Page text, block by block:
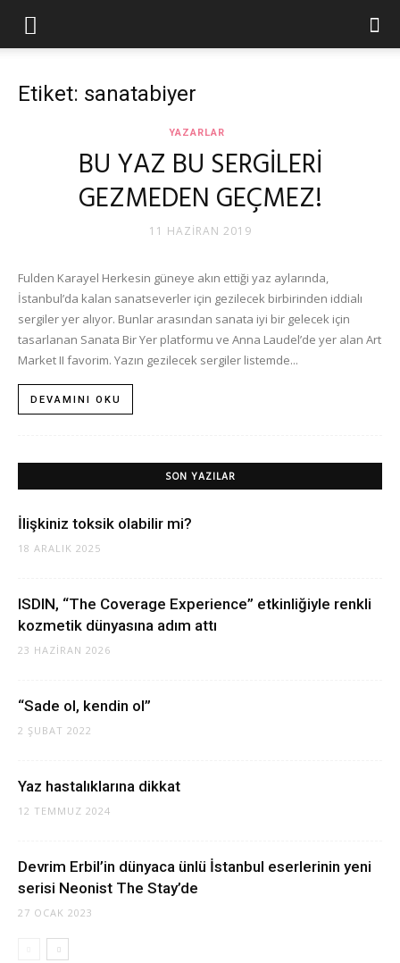
Etiket: sanatabiyer
YAZARLAR
BU YAZ BU SERGİLERİ
GEZMEDEN GEÇMEZ!
11 HAZIRAN 2019
Fulden Karayel Herkesin güneye akın ettiği yaz aylarında,
İstanbul’da kalan sanatseverler için gezilecek birbirinden iddialı
sergiler yer alıyor. Bunlar arasından sanata iyi bir gelecek için
tasarlanan Sanata Bir Yer platformu ve Anna Laudel’de yer alan Art
Market II favorim. Yazın gezilecek sergiler listemde...
DEVAMINI OKU
SON YAZILAR
İlişkiniz toksik olabilir mi?
18 ARALIK 2025
ISDIN, “The Coverage Experience” etkinliğiyle renkli
kozmetik dünyasına adım attı
23 HAZIRAN 2026
“Sade ol, kendin ol”
2 ŞUBAT 2022
Yaz hastalıklarına dikkat
12 TEMMUZ 2024
Devrim Erbil’in dünyaca ünlü İstanbul eserlerinin yeni
serisi Neonist The Stay’de
27 OCAK 2023